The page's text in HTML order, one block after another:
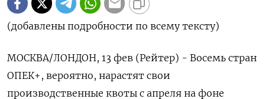
(добавлены подробности по всему тексту)
МОСКВА/ЛОНДОН, 13 фев (Рейтер) - Восемь стран
ОПЕК+, вероятно, нарастят свои
производственные квоты с апреля на фоне